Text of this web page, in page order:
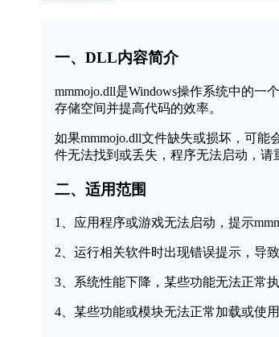
一、DLL内容简介
mmmojo.dll是Windows操作系统中的
存储空间并提高代码的效率。
如果mmmojo.dll文件缺失或损坏，可能
件无法找到或丢失，程序无法启动，请
二、适用范围
1、应用程序或游戏无法启动，提示
2、运行相关软件时出现错误提示，导
3、系统性能下降，某些功能无法正常
4、某些功能或模块无法正常加载或使用